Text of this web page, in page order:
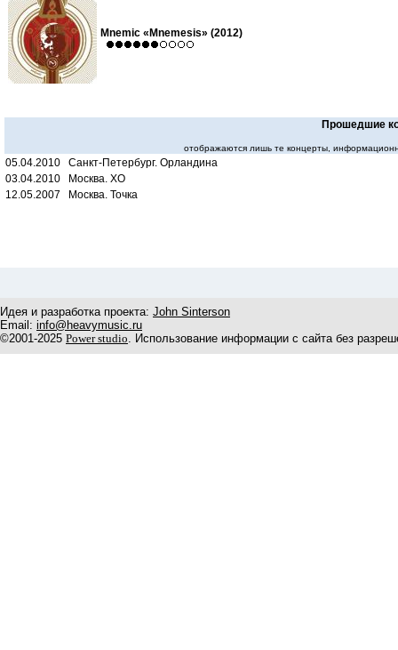
Mnemic «Mnemesis» (2012)
Прошедшие
отображаются лишь те концерты,
05.04.2010 Санкт-Петербург. Орландина
03.04.2010 Москва. XO
12.05.2007 Москва. Точка
Идея и разработка проекта: John Sinterson
Email: info@heavymusic.ru
©2001-2025 Power studio. Использование информации с сайта без